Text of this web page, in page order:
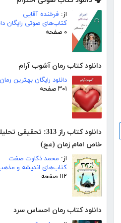
از: فرخنده آقایی
کتاب‌های صوتی رایگان
۰ صفحه
دانلود کتاب رمان آشوب آرام
دانلود رایگان بهترین
۳۰۱ صفحه
دانلود کتاب راز 313:
خاص امام زمان (عج)
از: محمد ذکاوت صفت
کتاب‌های اندیشه و
۱۱۲ صفحه
دانلود کتاب رمان احساس سرد